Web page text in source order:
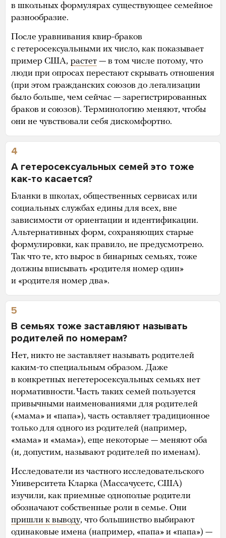
в школьных формулярах существующее семейное
разнообразие.
После уравнивания квир-браков
с гетеросексуальными их число, как показывает
пример США, растет — в том числе потому, что
люди при опросах перестают скрывать отношения
(при этом гражданских союзов до легализации
было больше, чем сейчас — зарегистрированных
браков и союзов). Терминологию меняют, чтобы
они не чувствовали себя дискомфортно.
4
А гетеросексуальных семей это тоже
как-то касается?
Бланки в школах, общественных сервисах или
социальных службах едины для всех, вне
зависимости от ориентации и идентификации.
Альтернативных форм, сохраняющих старые
формулировки, как правило, не предусмотрено.
Так что те, кто вырос в бинарных семьях, тоже
должны вписывать «родителя номер один»
и «родителя номер два».
5
В семьях тоже заставляют называть
родителей по номерам?
Нет, никто не заставляет называть родителей
каким-то специальным образом. Даже
в конкретных негетеросексуальных семьях нет
нормативности. Часть таких семей пользуется
привычными наименованиями для родителей
(«мама» и «папа»), часть оставляет традиционное
только для одного из родителей (например,
«мама» и «мама»), еще некоторые — меняют оба
(и, допустим, называют родителей по именам).
Исследователи из частного исследовательского
Университета Кларка (Массачусетс, США)
изучили, как приемные однополые родители
обозначают собственные роли в семье. Они
пришли к выводу, что большинство выбирают
одинаковые имена (например, «папа» и «папа») —